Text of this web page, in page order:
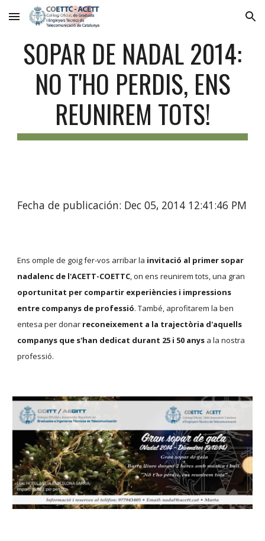
Skip to main content Skip to navigation
SOPAR DE NADAL 2014:
NO T'HO PERDIS, ENS
REUNIREM TOTS!
Fecha de publicación: Dec 05, 2014 12:41:46 PM
Ens omple de goig fer-vos arribar la invitació al primer sopar
nadalenc de l'ACETT-COETTC, on ens reunirem tots, una gran
oportunitat per compartir experiències i impressions
entre companys de professió. També, aprofitarem la ben
entesa per donar reconeixement a la trajectòria d'aquells
companys que s'han dedicat durant 25 i 50 anys a la nostra
professió.